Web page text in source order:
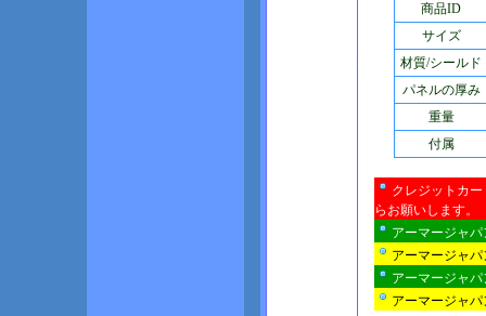
商品ID
サイズ
材質/シールド
パネルの厚み
重量
付属
クレジットカ
らお願いします。
アーマージャ
アーマージャ
アーマージャ
アーマージャ